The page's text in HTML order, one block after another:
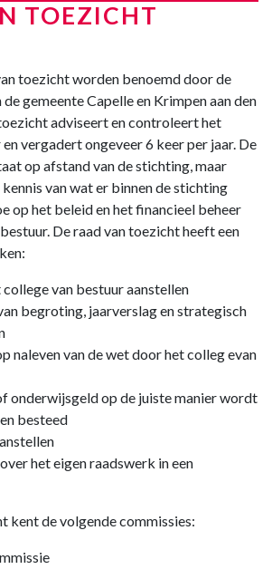
TOEZICHT
toezicht worden benoemd door de
gemeente Capelle en Krimpen aan den
adviseert en controleert het
vergadert ongeveer 6 keer per jaar. De
op afstand van de stichting, maar
van wat er binnen de stichting
op het beleid en het financieel beheer
De raad van toezicht heeft een
college van bestuur aanstellen
begroting, jaarverslag en strategisch
naleven van de wet door het colleg evan
onderwijsgeld op de juiste manier wordt
besteed
het eigen raadswerk in een
kent de volgende commissies: